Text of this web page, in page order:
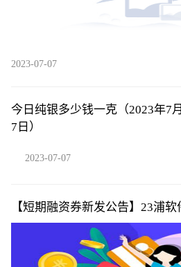
2023-07-07
今日纯银多少钱一克（2023年7月
7日）
2023-07-07
【短期融资券新发公告】23浦
行公告